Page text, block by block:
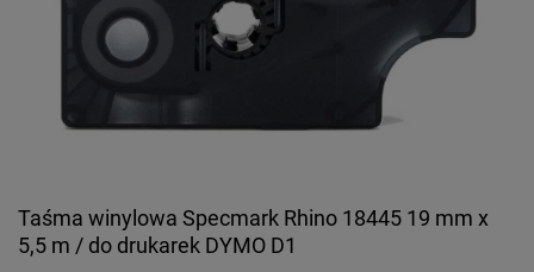
Taśma winylowa Specmark Rhino 18445 19 mm x
5,5 m / do drukarek DYMO D1